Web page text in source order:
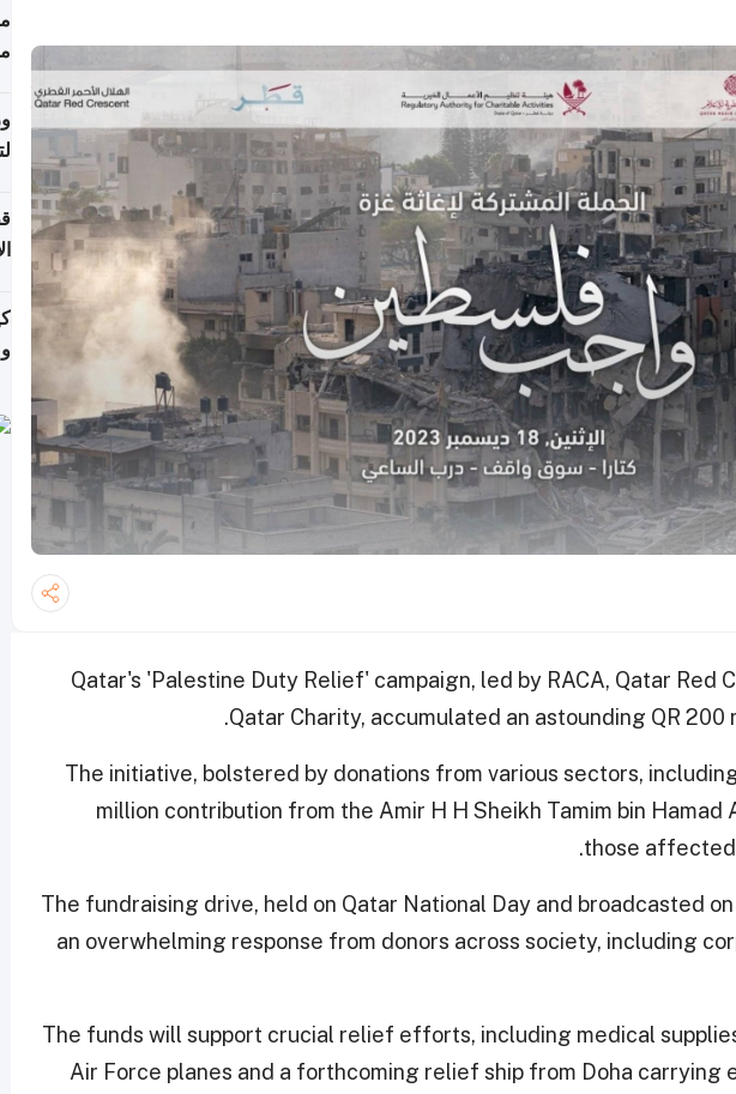
Qatar's 'Palestine Duty Relief' campaign, led by RACA, Qatar Red
Qatar Charity, accumulated an astounding QR 200
The initiative, bolstered by donations from various sectors,
million contribution from the Amir H H Sheikh Tamim bin Hamad
those affected
The fundraising drive, held on Qatar National Day and broadcasted
an overwhelming response from donors across society, including
The funds will support crucial relief efforts, including medical
Air Force planes and a forthcoming relief ship from Doha carrying